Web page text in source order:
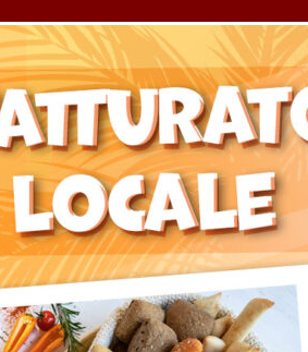
cura di Ristopiù
Chi Siamo News